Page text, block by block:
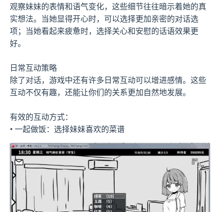
观察妹妹的表情和语气变化，这些细节往往暗示着她的真
实想法。当她显得开心时，可以选择更加亲密的对话选
项；当她看起来疲惫时，选择关心和安慰的话语效果更
好。
日常互动策略
除了对话，游戏中还有许多日常互动可以增进感情。这些
互动不仅有趣，还能让你们的关系更加自然地发展。
有效的互动方式：
• 一起做饭：选择妹妹喜欢的菜谱